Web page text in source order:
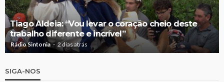
Tiago Aldeia: “Vou levar o coração cheio deste
trabalho diferente e incrível”
Rádio Sintonia 2 dias atrás
SIGA-NOS